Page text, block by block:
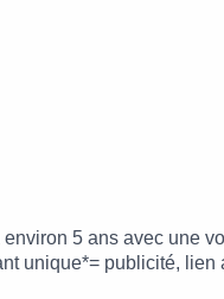
5 ans avec une
unique*= publicité,